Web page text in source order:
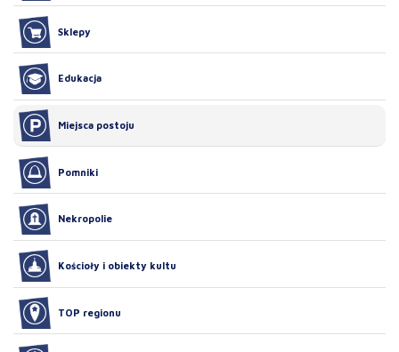
Sklepy
Edukacja
Miejsca postoju
Pomniki
Nekropolie
Kościoły i obiekty kultu
TOP regionu